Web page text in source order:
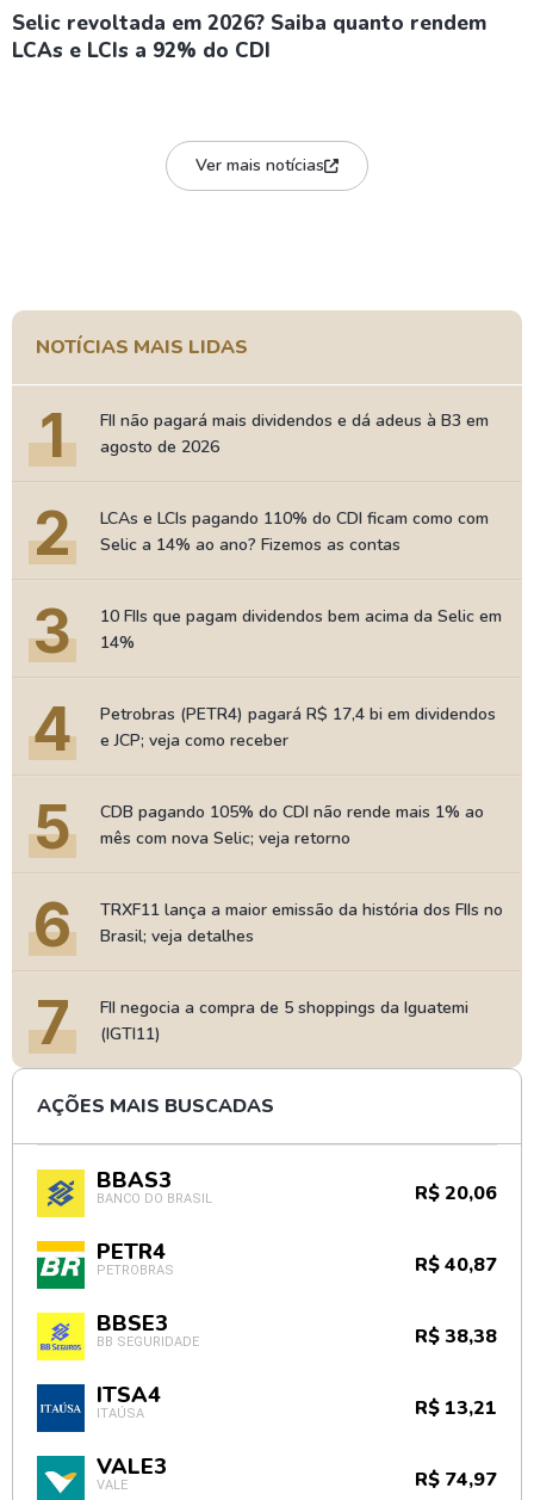
Selic revoltada em 2026? Saiba quanto rendem
LCAs e LCIs a 92% do CDI
Ver mais notícias
NOTÍCIAS MAIS LIDAS
1
FII não pagará mais dividendos e dá adeus à B3 em
agosto de 2026
2
LCAs e LCIs pagando 110% do CDI ficam como com
Selic a 14% ao ano? Fizemos as contas
3
10 FIIs que pagam dividendos bem acima da Selic em
14%
4
Petrobras (PETR4) pagará R$ 17,4 bi em dividendos
e JCP; veja como receber
5
CDB pagando 105% do CDI não rende mais 1% ao
mês com nova Selic; veja retorno
6
TRXF11 lança a maior emissão da história dos FIIs no
Brasil; veja detalhes
7
FII negocia a compra de 5 shoppings da Iguatemi
(IGTI11)
AÇÕES MAIS BUSCADAS
BBAS3
BANCO DO BRASIL R$ 20,06
PETR4
PETROBRAS R$ 40,87
BBSE3
BB SEGURIDADE R$ 38,38
ITSA4
ITAÚSA R$ 13,21
VALE3
VALE R$ 74,97